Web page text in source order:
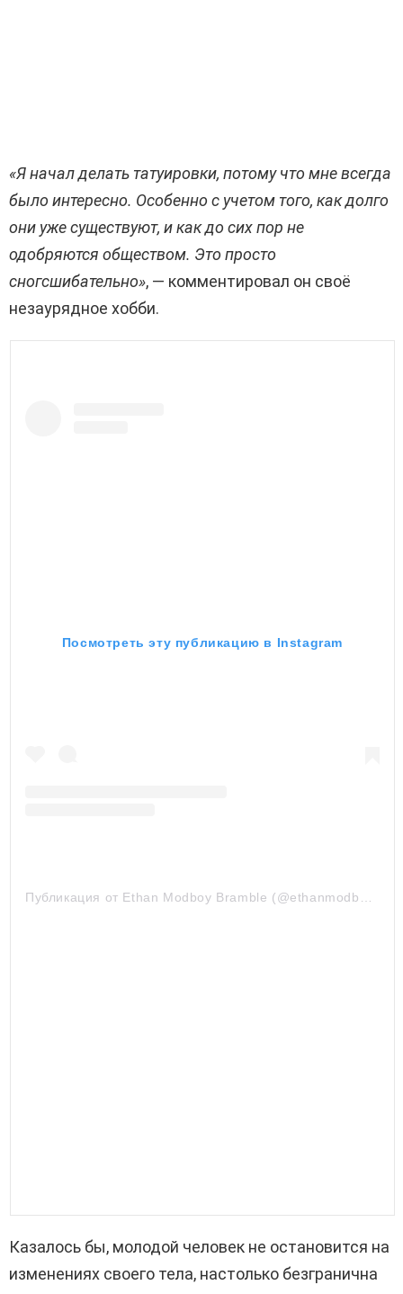
«Я начал делать татуировки, потому что мне всегда
было интересно. Особенно с учетом того, как долго
они уже существуют, и как до сих пор не
одобряются обществом. Это просто
сногсшибательно», — комментировал он своё
незаурядное хобби.
Посмотреть эту публикацию в Instagram
Казалось бы, молодой человек не остановится на
изменениях своего тела, настолько безгранична